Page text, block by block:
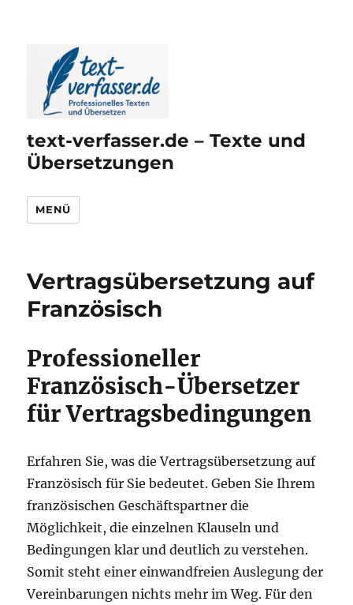
text-verfasser.de – Texte und
Übersetzungen
MENÜ
Vertragsübersetzung auf
Französisch
Professioneller
Französisch-Übersetzer
für Vertragsbedingungen
Erfahren Sie, was die Vertragsübersetzung auf
Französisch für Sie bedeutet. Geben Sie Ihrem
französischen Geschäftspartner die
Möglichkeit, die einzelnen Klauseln und
Bedingungen klar und deutlich zu verstehen.
Somit steht einer einwandfreien Auslegung der
Vereinbarungen nichts mehr im Weg. Für den